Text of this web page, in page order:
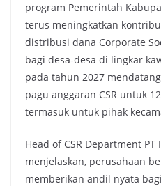
program Pemerintah
terus meningkatkan
distribusi dana Corporate
bagi desa-desa di lingkar
pada tahun 2027
pagu anggaran CSR untuk
termasuk untuk pihak
Head of CSR Department PT
menjelaskan, perusahaan
memberikan andil nyata